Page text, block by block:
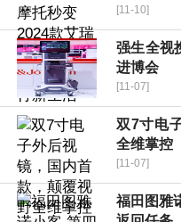
[11-10]
强生全视
进博会
[11-07]
双7寸电
全维掌控
[11-07]
福田图雅